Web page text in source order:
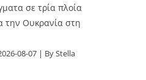
σε τρία πλοία
την Ουκρανία στη
08-07
By Stella